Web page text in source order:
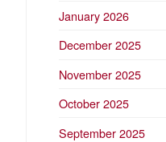
January 2026
December 2025
November 2025
October 2025
September 2025